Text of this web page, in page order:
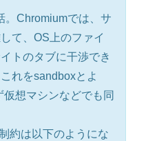
。Chromiumでは、サ
て、OS上のファイ
トのタブに干渉でき
れをsandboxとよ
想マシンなどでも同
約は以下のようにな